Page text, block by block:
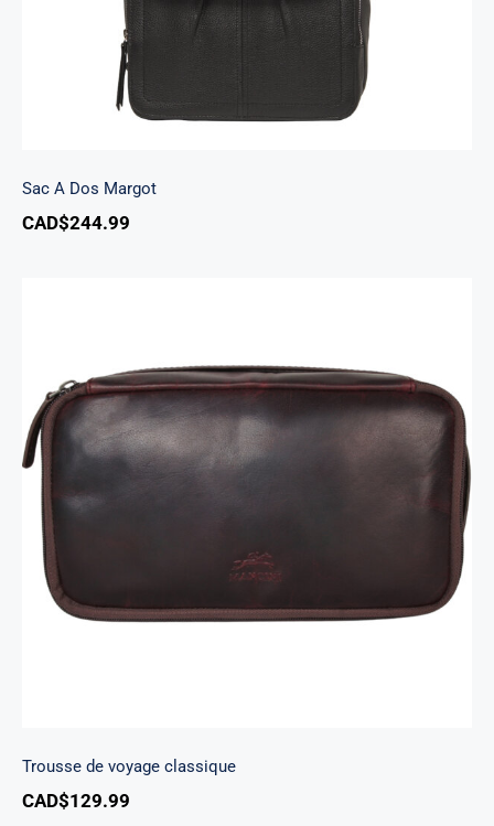
Sac A Dos Margot
CAD$244.99
Trousse de voyage classique
CAD$129.99